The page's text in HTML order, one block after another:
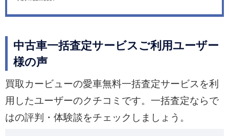
中古車一括査定サービスご利用ユーザー
様の声
買取カービューの愛車無料一括査定サービスを利
用したユーザーのクチコミです。一括査定ならで
はの評判・体験談をチェックしましょう。